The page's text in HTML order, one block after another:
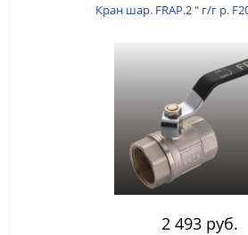
Кран шар. FRAP.2 " г/г р.
2 493 руб.